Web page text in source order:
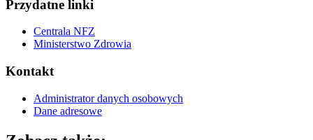
Przydatne linki
Centrala NFZ
Ministerstwo Zdrowia
Kontakt
Administrator danych osobowych
Dane adresowe